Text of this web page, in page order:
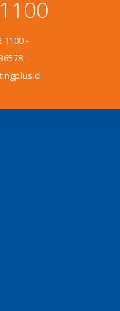
1100-
-